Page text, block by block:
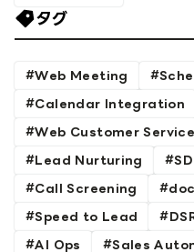
タグ
Web Meeting
Calendar Integration
Web Customer Service
Lead Nurturing
Call Screening
Speed to Lead
AI Ops Sales